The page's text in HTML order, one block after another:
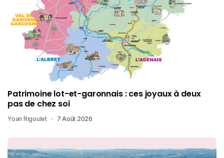
Patrimoine lot-et-garonnais : ces joyaux à deux
pas de chez soi
Yoan Rigoulet 7 Août 2026